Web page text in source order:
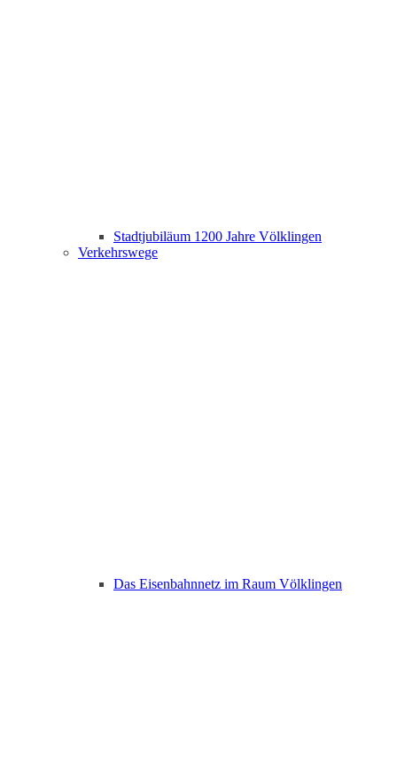
Stadtjubiläum 1200 Jahre Völklingen
Verkehrswege
Das Eisenbahnnetz im Raum Völklingen